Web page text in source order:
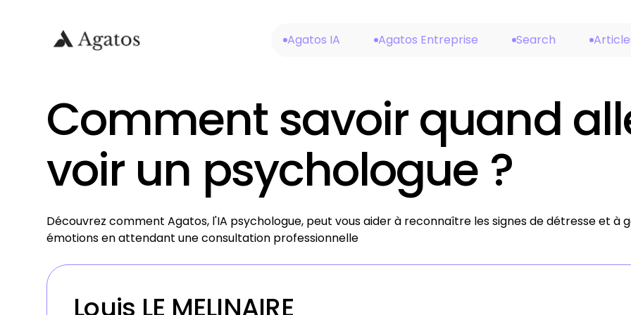
Agatos IA Agatos Entreprise Search
Comment savoir quand
voir un psychologue ?
Découvrez comment Agatos, l'IA psychologue, peut vous aider à reconnaître les signes de détresse et à
émotions en attendant une consultation professionnelle
Louis LE MELINAIRE